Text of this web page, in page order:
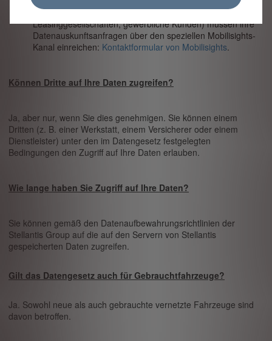
Geschäftskunden (B2B): Geschäftskunden (Flotten,
Leasinggesellschaften, gewerbliche Kunden) müssen ihre
Datenauskunftsanfragen über den speziellen Mobilisights-
Kanal einreichen: Kontaktformular von Mobilisights.
Können Dritte auf Ihre Daten zugreifen?
Ja, aber nur, wenn Sie dies genehmigen. Sie können einem
Dritten (z. B. einer Werkstatt, einem Versicherer oder einem
Dienstleister) unter den im Datengesetz festgelegten
Bedingungen den Zugriff auf Ihre Daten erlauben.
Wie lange haben Sie Zugriff auf Ihre Daten?
Sie können gemäß den Datenaufbewahrungsrichtlinien der
Stellantis Group auf die auf den Servern von Stellantis
gespeicherten Daten zugreifen.
Gilt das Datengesetz auch für Gebrauchtfahrzeuge?
Ja. Sowohl neue als auch gebrauchte vernetzte Fahrzeuge sind
davon betroffen.